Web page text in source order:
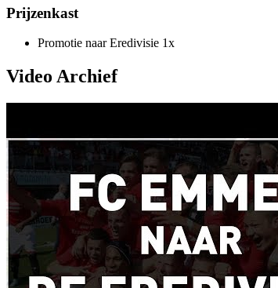
Prijzenkast
Promotie naar Eredivisie 1x
Video Archief